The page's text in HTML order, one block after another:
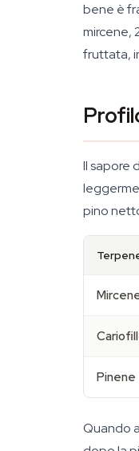
bene è
mircene,
fruttata,
Il sapore
pino
Pinene
Quando